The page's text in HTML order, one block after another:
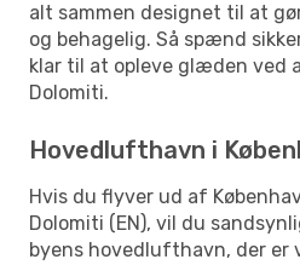
alt sammen designet til at
og behagelig. Så spænd
klar til at opleve glæden ved
Dolomiti.
Hovedlufthavn i
Hvis du flyver ud af
Dolomiti (EN), vil du
byens hovedlufthavn, der